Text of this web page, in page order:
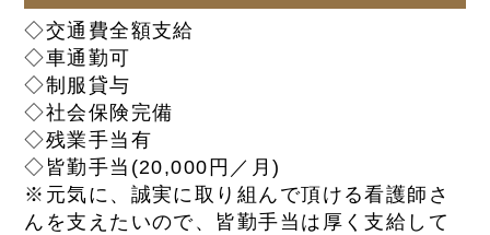
◇交通費全額支給
◇車通勤可
◇制服貸与
◇社会保険完備
◇残業手当有
◇皆勤手当(20,000円／月)
※元気に、誠実に取り組んで頂ける看護師さ
んを支えたいので、皆勤手当は厚く支給して